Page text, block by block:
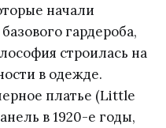
начали
гардероба,
строилась на
в одежде.
платье (Little
в 1920-е годы,